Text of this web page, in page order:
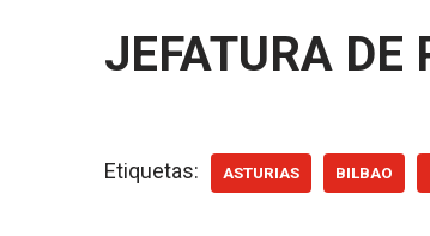
JEFATURA DE
Etiquetas: ASTURIAS BILBAO